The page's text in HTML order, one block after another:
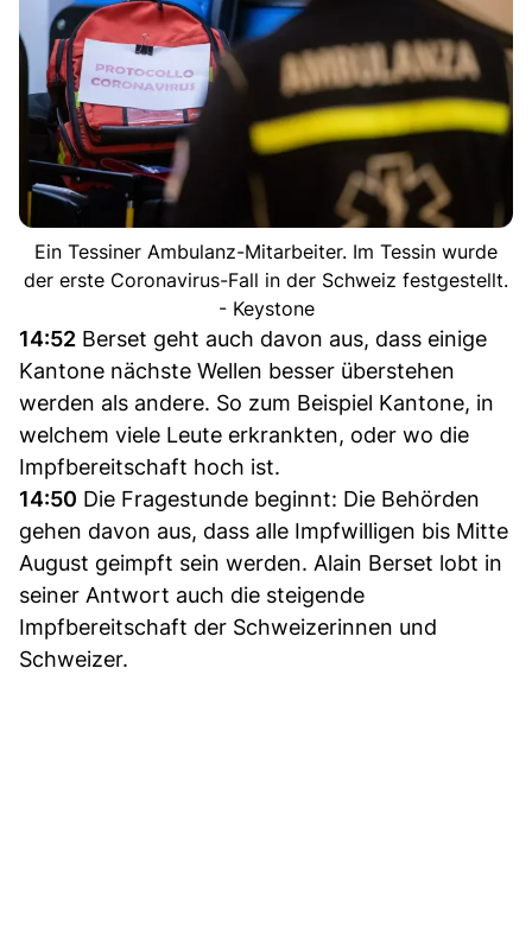
Ein Tessiner Ambulanz-Mitarbeiter. Im Tessin wurde
der erste Coronavirus-Fall in der Schweiz festgestellt.
- Keystone
14:52 Berset geht auch davon aus, dass einige
Kantone nächste Wellen besser überstehen
werden als andere. So zum Beispiel Kantone, in
welchem viele Leute erkrankten, oder wo die
Impfbereitschaft hoch ist.
14:50 Die Fragestunde beginnt: Die Behörden
gehen davon aus, dass alle Impfwilligen bis Mitte
August geimpft sein werden. Alain Berset lobt in
seiner Antwort auch die steigende
Impfbereitschaft der Schweizerinnen und
Schweizer.